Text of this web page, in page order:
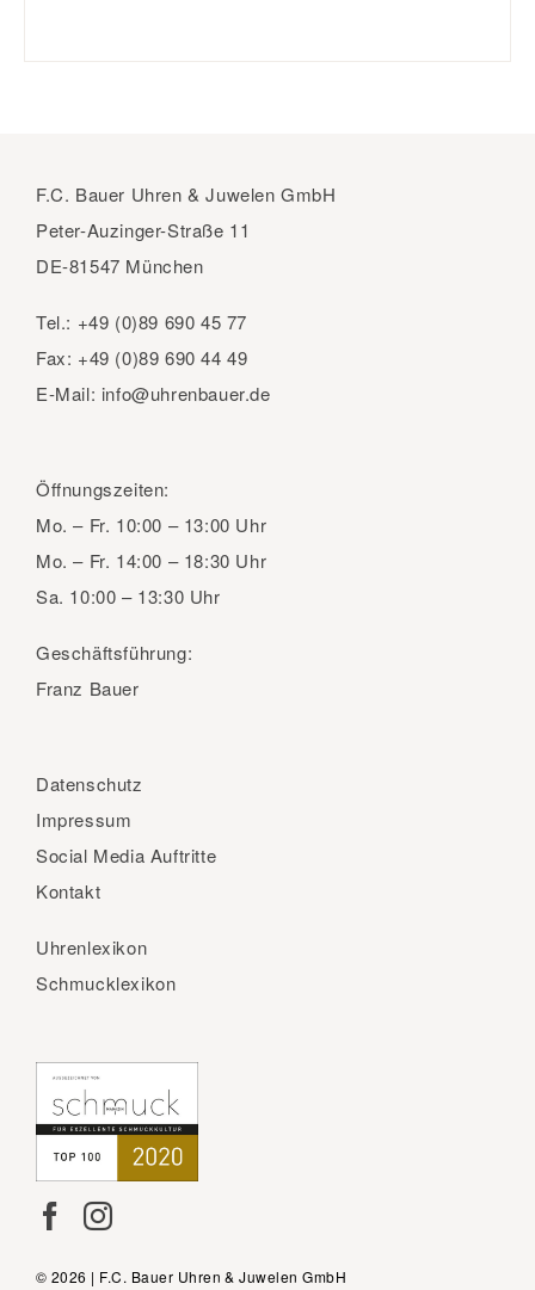
F.C. Bauer Uhren & Juwelen GmbH
Peter-Auzinger-Straße 11
DE-81547 München
Tel.: +49 (0)89 690 45 77
Fax: +49 (0)89 690 44 49
E-Mail: info@uhrenbauer.de
Öffnungszeiten:
Mo. – Fr. 10:00 – 13:00 Uhr
Mo. – Fr. 14:00 – 18:30 Uhr
Sa. 10:00 – 13:30 Uhr
Geschäftsführung:
Franz Bauer
Datenschutz
Impressum
Social Media Auftritte
Kontakt
Uhrenlexikon
Schmucklexikon
© 2026 | F.C. Bauer Uhren & Juwelen GmbH